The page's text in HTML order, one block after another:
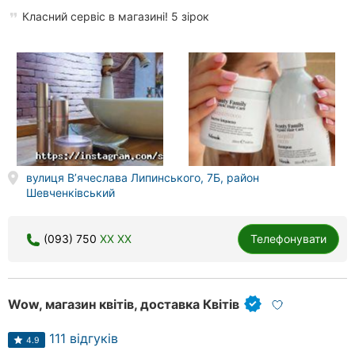
Класний сервіс в магазині! 5 зірок
вулиця В’ячеслава Липинського, 7Б, район
Шевченківський
(093) 750 XX XX Телефонувати
Wow, магазин квітів, доставка Квітів
4.9 111 відгуків